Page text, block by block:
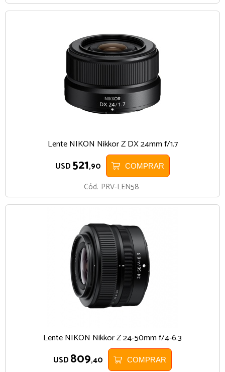
Lente NIKON Nikkor Z DX 24mm f/1.7
USD 521,90 COMPRAR
Cód. PRV-LEN58
Lente NIKON Nikkor Z 24-50mm f/4-6.3
USD 809,40 COMPRAR